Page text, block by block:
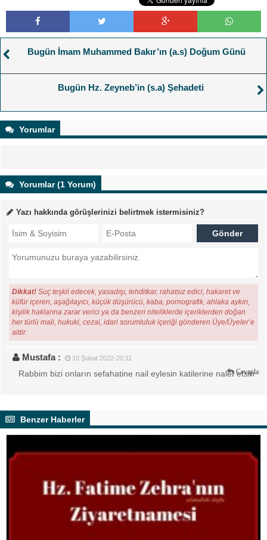
Bugün İmam Muhammed Bakır’ın (a.s) Doğum Günü
Bugün Hz. Zeyneb’in (s.a) Şehadeti
Yorumlar
Yorumlar (1 Yorum)
Yazı hakkında görüşlerinizi belirtmek istermisiniz?
Dikkat! Suç teşkil edecek, yasadışı, tehditkar, rahatsız edici, hakaret ve
küfür içeren, aşağılayıcı, küçük düşürücü, kaba, pornografik, ahlaka aykırı,
kişilik haklarına zarar verici ya da benzeri niteliklerde içeriklerden doğan
her türlü mali, hukuki, cezai, idari sorumluluk içeriği gönderen Üye/Üyeler’e
aittir.
Mustafa : 10 Şubat 2022-20:11
Rabbim bizi onların sefahatine nail eylesin katilerine nalet etsin
Cevapla
Benzer Haberler